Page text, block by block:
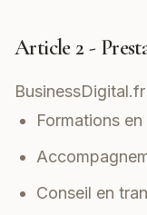
Article 2 -
Formations
Conseil en